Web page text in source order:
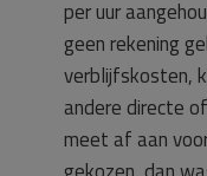
per uur
geen rekening
verblijfskosten,
andere directe
meet af aan